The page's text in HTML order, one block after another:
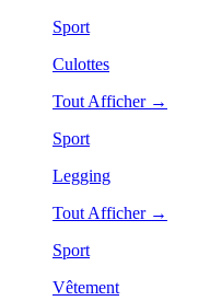
Sport
Culottes
Tout Afficher →
Sport
Legging
Tout Afficher →
Sport
Vêtement